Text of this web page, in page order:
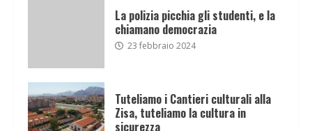
La polizia picchia gli studenti, e la
chiamano democrazia
23 febbraio 2024
Tuteliamo i Cantieri culturali alla
Zisa, tuteliamo la cultura in
sicurezza